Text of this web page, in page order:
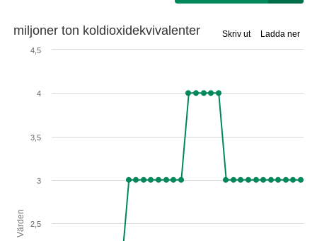
Ladda ner
Skriv ut
Värden
miljoner ton koldioxidekvivalenter
2,5
3
3,5
4
4,5